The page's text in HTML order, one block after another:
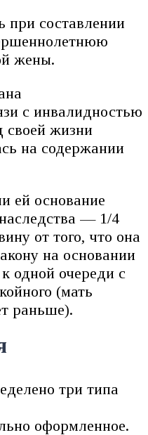
при составлении
жены.
с инвалидностью
своей жизни
на содержании
ей основание
— 1/4
от того, что она
на основании
одной очереди с
(мать
раньше).
три типа
оформленное.